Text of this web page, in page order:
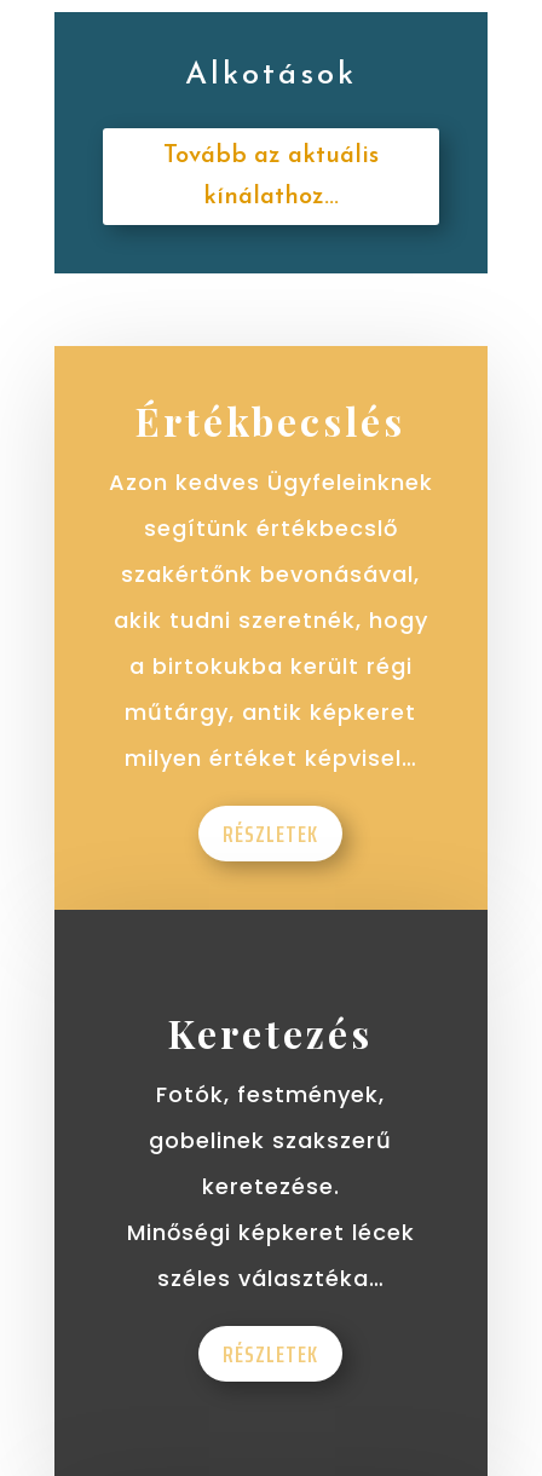
Alkotások
Tovább az aktuális
kínálathoz...
Értékbecslés
Azon kedves Ügyfeleinknek
segítünk értékbecslő
szakértőnk bevonásával,
akik tudni szeretnék, hogy
a birtokukba került régi
műtárgy, antik képkeret
milyen értéket képvisel…
RÉSZLETEK
Keretezés
Fotók, festmények,
gobelinek szakszerű
keretezése.
Minőségi képkeret lécek
széles választéka…
RÉSZLETEK